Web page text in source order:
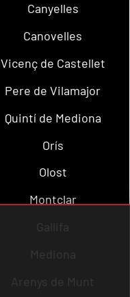
Canyelles
Canovelles
Vicenç de Castellet
Pere de Vilamajor
Quintí de Mediona
Orís
Olost
Montclar
Gallifa
Mediona
Arenys de Munt